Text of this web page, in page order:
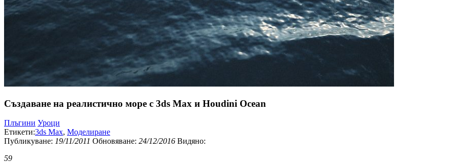
Създаване на реалистично море с 3ds Max и Houdini Ocean
Плъгини Уроци
Етикети:3ds Max, Моделиране
Публикуванe: 19/11/2011 Обновяване: 24/12/2016 Видяно:
59